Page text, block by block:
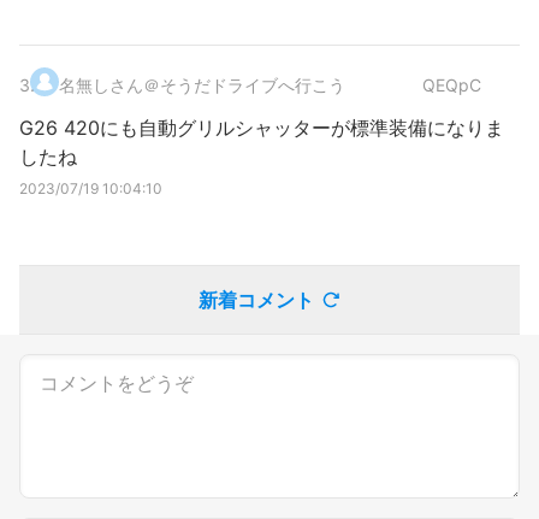
3. 名無しさん＠そうだドライブへ行こう QEQpC
G26 420にも自動グリルシャッターが標準装備になりま
したね
2023/07/19 10:04:10
新着コメント